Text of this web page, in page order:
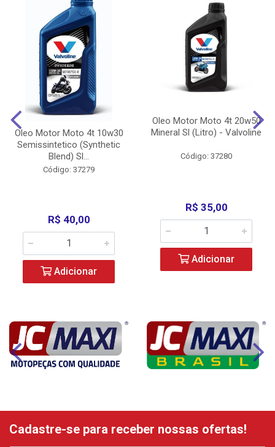
Oleo Motor Moto 4t 10w30
Semissintetico (Synthetic
Blend) Sl...
Código: 37279
R$ 40,00
Adicionar
Oleo Motor Moto 4t 20w50
Mineral Sl (Litro) - Valvoline
Código: 37280
R$ 35,00
Adicionar
Cadastre-se para receber nossas ofertas!